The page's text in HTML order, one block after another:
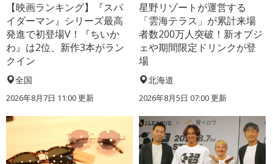
【映画ランキング】『スパ
イダーマン』シリーズ最高
発進で初登場V！『ちいか
わ』は2位、新作3本がラン
クイン
全国
2026年8月7日 11:00更新
星野リゾートが運営する
「雲海テラス」が累計来場
者数200万人突破！新オブジ
ェや期間限定ドリンクが登
場
北海道
2026年8月5日 07:00更新